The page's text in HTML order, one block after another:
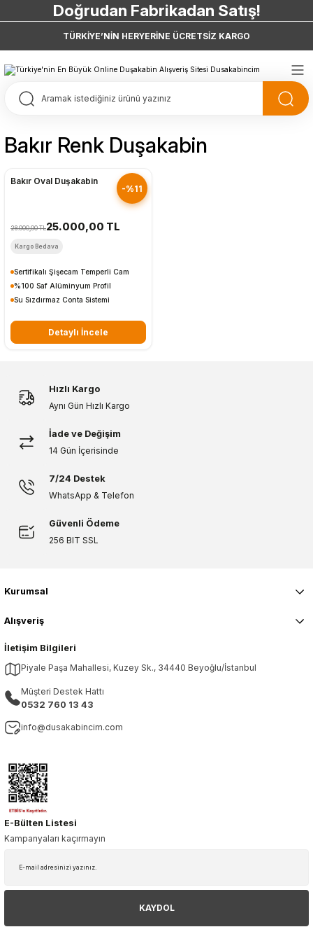
Doğrudan Fabrikadan Satış!
7 Taksit 0 Vade Farkı
Doğrudan Fabrikadan Satış!
TÜRKİYE’NİN HERYERİNE ÜCRETSİZ KARGO
Bakır Renk Duşakabin
-%11
Bakır Oval Duşakabin
28.000,00 TL25.000,00 TL
Kargo Bedava
Sertifikalı Şişecam Temperli Cam
%100 Saf Alüminyum Profil
Su Sızdırmaz Conta Sistemi
Detaylı İncele
Hızlı Kargo
Aynı Gün Hızlı Kargo
İade ve Değişim
14 Gün İçerisinde
7/24 Destek
WhatsApp & Telefon
Güvenli Ödeme
256 BIT SSL
İletişim Bilgileri
Piyale Paşa Mahallesi, Kuzey Sk., 34440 Beyoğlu/İstanbul
Müşteri Destek Hattı
0532 760 13 43
info@dusakabincim.com
Kurumsal
Alışveriş
E-Bülten Listesi
Kampanyaları kaçırmayın
KAYDOL